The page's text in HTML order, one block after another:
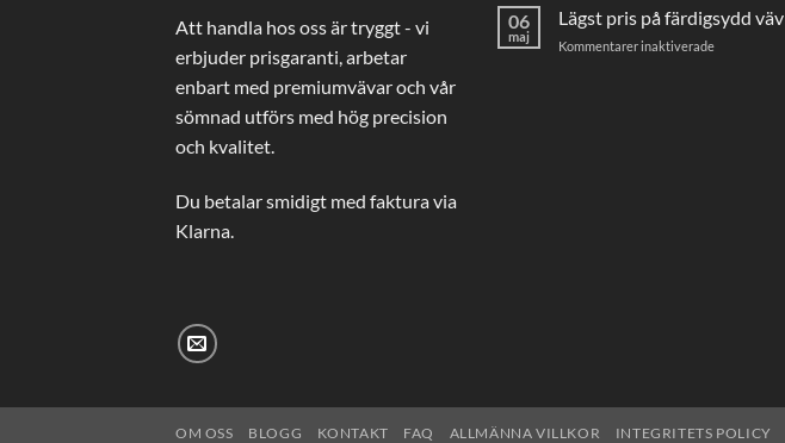
Att handla hos oss är tryggt - vi
erbjuder prisgaranti, arbetar
enbart med premiumvävar och vår
sömnad utförs med hög precision
och kvalitet.
Du betalar smidigt med faktura via
Klarna.
inte
er
06
maj
Lägst pris på färdigsydd väv
Kommentarer inaktiveradeför
OM OSS BLOGG KONTAKT FAQ ALLMÄNNA VILLKOR INTEGRITETS POLICY